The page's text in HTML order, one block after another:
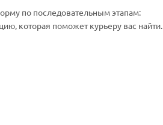
по последовательным этапам:
которая поможет курьеру вас найти.